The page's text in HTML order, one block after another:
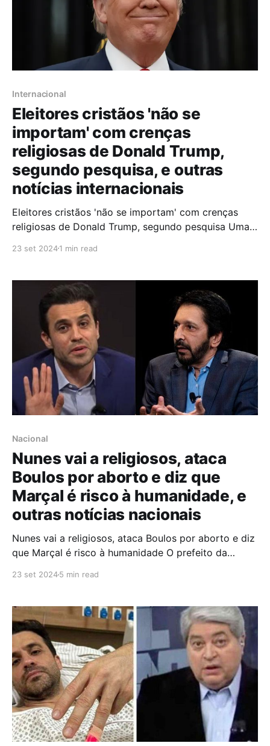
Internacional
Eleitores cristãos 'não se
importam' com crenças
religiosas de Donald Trump,
segundo pesquisa, e outras
notícias internacionais
Eleitores cristãos 'não se importam' com crenças
religiosas de Donald Trump, segundo pesquisa Uma
tenha forte apoio entre os evangélicos brancos,
termo "cristão" ao ex-presidente. Realizada pelo
Associated Press-NORC Center,
23 set 20241 min read
Nacional
Nunes vai a religiosos, ataca
Boulos por aborto e diz que
Marçal é risco à humanidade, e
outras notícias nacionais
Nunes vai a religiosos, ataca Boulos por aborto e diz
que Marçal é risco à humanidade O prefeito da
agendas de campanha com lideranças religiosas. Em
referência ao
23 set 20245 min read